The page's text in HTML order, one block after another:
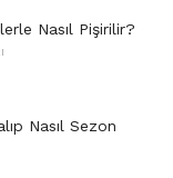
Nasıl Pişirilir?
Nasıl Sezon